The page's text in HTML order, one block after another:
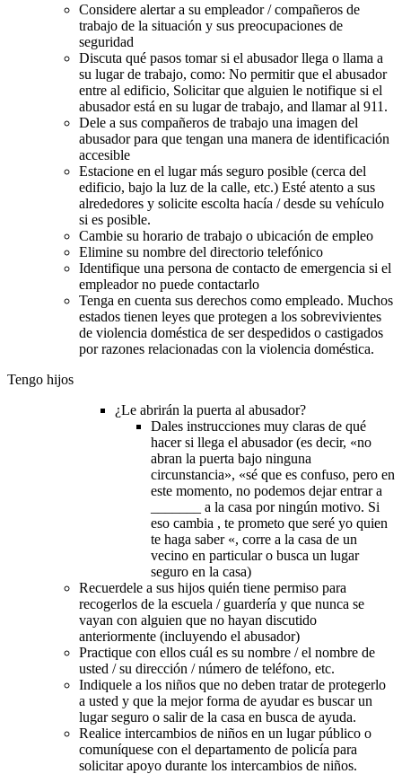
Considere alertar a su empleador / compañeros de
trabajo de la situación y sus preocupaciones de
seguridad
Discuta qué pasos tomar si el abusador llega o llama a
su lugar de trabajo, como: No permitir que el abusador
entre al edificio, Solicitar que alguien le notifique si el
abusador está en su lugar de trabajo, and llamar al 911.
Dele a sus compañeros de trabajo una imagen del
abusador para que tengan una manera de identificación
accesible
Estacione en el lugar más seguro posible (cerca del
edificio, bajo la luz de la calle, etc.) Esté atento a sus
alrededores y solicite escolta hacía / desde su vehículo
si es posible.
Cambie su horario de trabajo o ubicación de empleo
Elimine su nombre del directorio telefónico
Identifique una persona de contacto de emergencia si el
empleador no puede contactarlo
Tenga en cuenta sus derechos como empleado. Muchos
estados tienen leyes que protegen a los sobrevivientes
de violencia doméstica de ser despedidos o castigados
por razones relacionadas con la violencia doméstica.
Tengo hijos
¿Le abrirán la puerta al abusador?
Dales instrucciones muy claras de qué
hacer si llega el abusador (es decir, «no
abran la puerta bajo ninguna
circunstancia», «sé que es confuso, pero en
este momento, no podemos dejar entrar a
_______ a la casa por ningún motivo. Si
eso cambia , te prometo que seré yo quien
te haga saber «, corre a la casa de un
vecino en particular o busca un lugar
seguro en la casa)
Recuerdele a sus hijos quién tiene permiso para
recogerlos de la escuela / guardería y que nunca se
vayan con alguien que no hayan discutido
anteriormente (incluyendo el abusador)
Practique con ellos cuál es su nombre / el nombre de
usted / su dirección / número de teléfono, etc.
Indiquele a los niños que no deben tratar de protegerlo
a usted y que la mejor forma de ayudar es buscar un
lugar seguro o salir de la casa en busca de ayuda.
Realice intercambios de niños en un lugar público o
comuníquese con el departamento de policía para
solicitar apoyo durante los intercambios de niños.